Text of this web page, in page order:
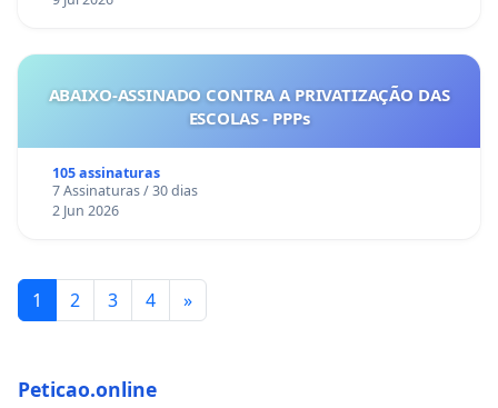
ABAIXO-ASSINADO CONTRA A PRIVATIZAÇÃO DAS
ESCOLAS - PPPs
105 assinaturas
7 Assinaturas / 30 dias
2 Jun 2026
1 2 3 4 »
Peticao.online